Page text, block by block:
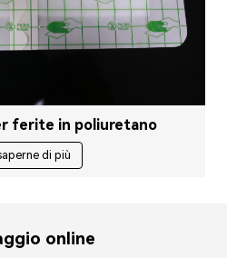
ferite in poliuretano
di più
online